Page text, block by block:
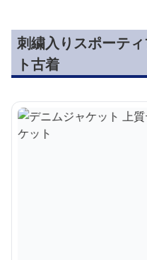
刺繍入りスポーテ
ト古着